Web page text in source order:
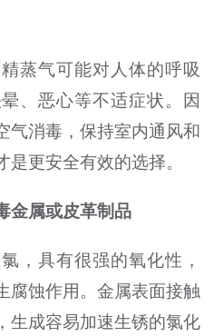
蒸气可能对人体的呼吸
、恶心等不适症状。因
气消毒，保持室内通风和
更安全有效的选择。
金属或皮革制品
，具有很强的氧化性，
腐蚀作用。金属表面接触
生成容易加速生锈的氯化